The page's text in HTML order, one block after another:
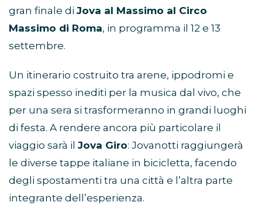
gran finale di Jova al Massimo al Circo
Massimo di Roma, in programma il 12 e 13
settembre.
Un itinerario costruito tra arene, ippodromi e
spazi spesso inediti per la musica dal vivo, che
per una sera si trasformeranno in grandi luoghi
di festa. A rendere ancora più particolare il
viaggio sarà il Jova Giro: Jovanotti raggiungerà
le diverse tappe italiane in bicicletta, facendo
degli spostamenti tra una città e l’altra parte
integrante dell’esperienza.